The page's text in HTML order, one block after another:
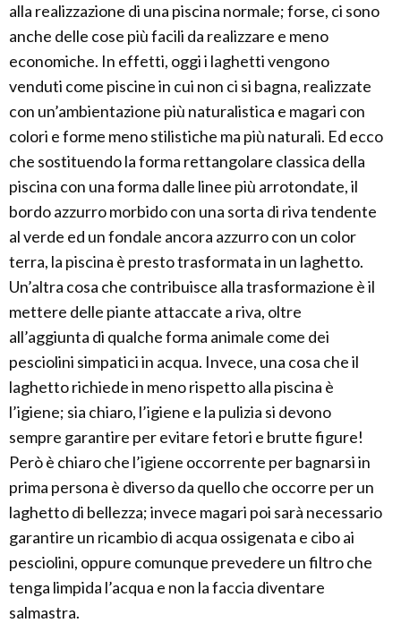
alla realizzazione di una piscina normale; forse, ci sono
anche delle cose più facili da realizzare e meno
economiche. In effetti, oggi i laghetti vengono
venduti come piscine in cui non ci si bagna, realizzate
con un’ambientazione più naturalistica e magari con
colori e forme meno stilistiche ma più naturali. Ed ecco
che sostituendo la forma rettangolare classica della
piscina con una forma dalle linee più arrotondate, il
bordo azzurro morbido con una sorta di riva tendente
al verde ed un fondale ancora azzurro con un color
terra, la piscina è presto trasformata in un laghetto.
Un’altra cosa che contribuisce alla trasformazione è il
mettere delle piante attaccate a riva, oltre
all’aggiunta di qualche forma animale come dei
pesciolini simpatici in acqua. Invece, una cosa che il
laghetto richiede in meno rispetto alla piscina è
l’igiene; sia chiaro, l’igiene e la pulizia si devono
sempre garantire per evitare fetori e brutte figure!
Però è chiaro che l’igiene occorrente per bagnarsi in
prima persona è diverso da quello che occorre per un
laghetto di bellezza; invece magari poi sarà necessario
garantire un ricambio di acqua ossigenata e cibo ai
pesciolini, oppure comunque prevedere un filtro che
tenga limpida l’acqua e non la faccia diventare
salmastra.